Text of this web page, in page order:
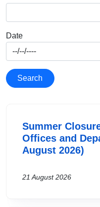
Date
Search
Summer
Offices and
August 2026)
21 August 2026